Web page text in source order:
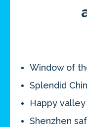
Window of
Splendid
Happy valley
Shenzhen